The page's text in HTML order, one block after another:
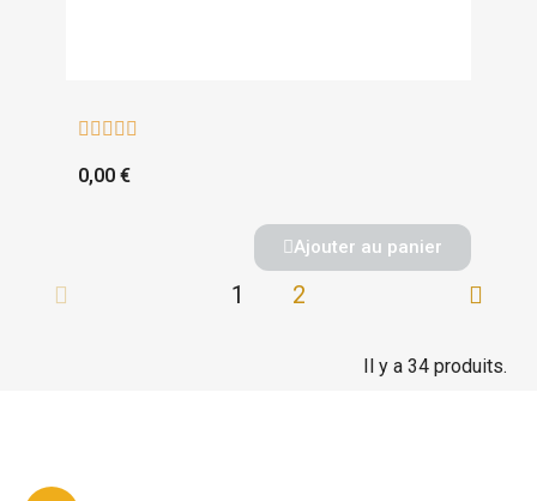
    
0,00 €
Ajouter au panier
1 2
Il y a 34 produits.